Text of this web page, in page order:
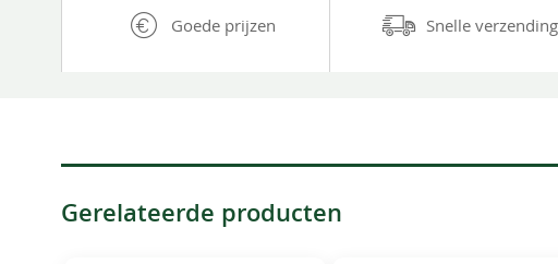
Goede prijzen Snelle verzending
Gerelateerde producten